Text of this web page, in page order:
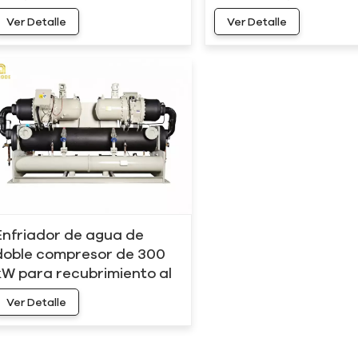
300 kW y 80 toneladas
300AS
Ver Detalle
hp, 300 kW y 80
HC-300AD
Ver Detalle
de agua de
compresor de 300
para recubrimiento al
HC-300WD
Ver Detalle